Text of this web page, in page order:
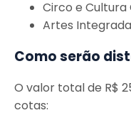
Circo e Cultura
Artes
Como serão
O valor total de R$
cotas: